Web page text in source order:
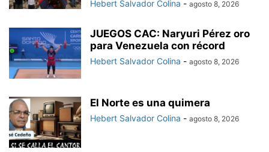
Hebert Salvador Colina - agosto 8, 2026
JUEGOS CAC: Naryuri Pérez oro
para Venezuela con récord
Hebert Salvador Colina - agosto 8, 2026
El Norte es una quimera
Hebert Salvador Colina - agosto 8, 2026